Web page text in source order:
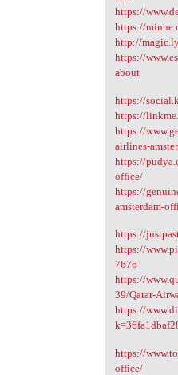
https://
https://
http://
https://
about
https://
https://
https://
airlines-
https://
office/
https://
amsterdam-
https://
https://
7676
https://
39/Qatar-
https://
https://
office/